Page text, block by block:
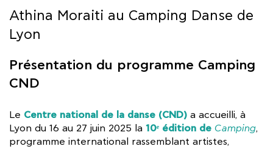
Athina Moraiti au Camping Danse de
Lyon
Présentation du programme Camping
CND
Le Centre national de la danse (CND) a accueilli, à
Lyon du 16 au 27 juin 2025 la 10ᵉ édition de Camping,
programme international rassemblant artistes,